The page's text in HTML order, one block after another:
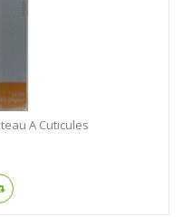
A Cuticules